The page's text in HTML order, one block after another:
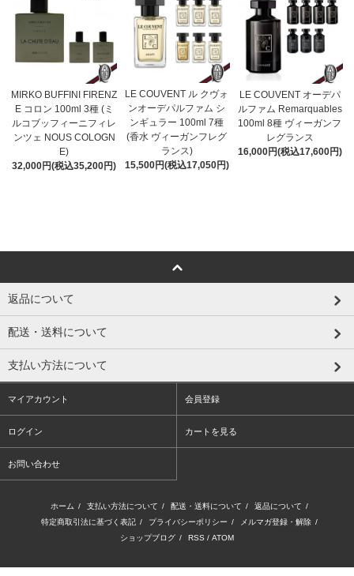
MIRKO BUFFINI FIRENZ
E コロン 100ml 3種 (ミ
ルコブッフィーニフィレ
ンツェ NOUS COLOGN
E)
32,000円(税込35,200円)
LE COUVENT ル クヴォ
ンオーデパルファム シ
ンギュラー 100ml 7種
(香水 ヴィーガンフレグ
ランス)
15,500円(税込17,050円)
LE COUVENT オーデパ
ルファム Remarquables
100ml 8種 ヴィーガンフ
レグランス
16,000円(税込17,600円)
返品について
配送・送料について
支払い方法について
マイアカウント 会員登録
ログイン カートを見る
お問い合わせ
ホーム / 支払い方法について / 配送・送料について / 返品について /
特定商取引法に基づく表記 / プライバシーポリシー / メルマガ登録・解除 /
ショップブログ / RSS / ATOM